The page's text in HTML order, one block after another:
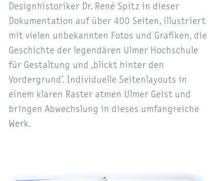
Designhistoriker Dr. René Spitz in dieser
Dokumentation auf über 400 Seiten, illustriert
mit vielen unbekannten Fotos und Grafiken, die
Geschichte der legendären Ulmer Hochschule
für Gestaltung und ,blickt hinter den
Vordergrund‘. Individuelle Seitenlayouts in
einem klaren Raster atmen Ulmer Geist und
bringen Abwechslung in dieses umfangreiche
Werk.